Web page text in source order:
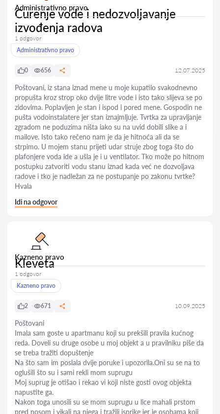
Administrativno pravo
Curenje vode i nedozvoljavanje
izvođenja radova
1 odgovor
Administrativno pravo
0 656 12.07.2025
Poštovani, iz stana iznad mene u moje kupatilo svakodnevno
propušta kroz strop oko dvije litre vode i isto tako slijeva se po
zidovima. Poplavljen je stan i ispod i pored mene. Gospodin ne
pušta vodoinstalatere jer stan iznajmljuje. Tvrtka za upravljanje
zgradom ne poduzima ništa iako su na uvid dobili slike a i
mailove. Isto tako rečeno nam je da je hitnoća ali da se
strpimo. U mojem stanu prijeti udar struje zbog toga što do
plafonjere voda ide a ušla je i u ventilator. Tko može po hitnom
postupku zatvoriti vodu stanu iznad kada već ne dozvoljava
radove i tko je nadležan za ne postupanje po zakonu tvrtke?
Hvala
Idi na odgovor
Kazneno pravo
Kleveta
1 odgovor
Kazneno pravo
2 671 10.09.2025
Poštovani
Imala sam goste u apartmanu koji su prekšili pravila kućnog
reda. Doveli su druge osobe u moj objekt a u pravilniku piše da
se treba tražiti dopuštenje
Na što sam im poslala dvije poruke i upozorila.Oni su se na to
oglušili što su i sami rekli mom suprugu
Moj suprug je otišao i rekao vi koji niste gosti ovog objekta
napustite ga.
Nakon toga unosili su se mom suprugu u lice mahali prstom
pred nosom i vikali na njega i tražili isprike jer je osobama koji